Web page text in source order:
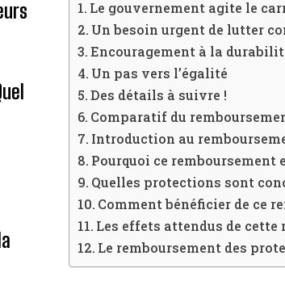
I've read and accept
A LIRE : Crédit
Le gouvernement agite le
Un besoin urgent de lutter
Encouragement à la
Un pas vers l’égalité
Des détails à suivre !
Comparatif du
Introduction au
Pourquoi ce remboursement
Quelles protections sont
Comment bénéficier de ce
Les effets attendus de cette
Le remboursement des